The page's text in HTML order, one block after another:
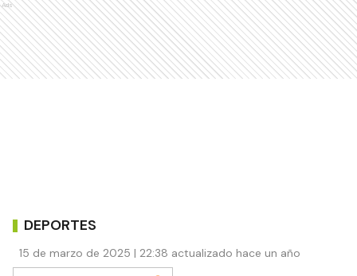
Ads
DEPORTES
15 de marzo de 2025 | 22:38 actualizado hace un año